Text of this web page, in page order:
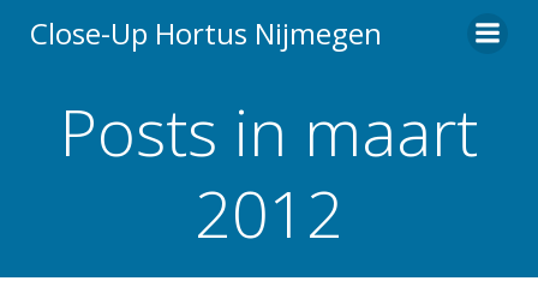
naar
Close-Up Hortus Nijmegen
Posts in maart
2012